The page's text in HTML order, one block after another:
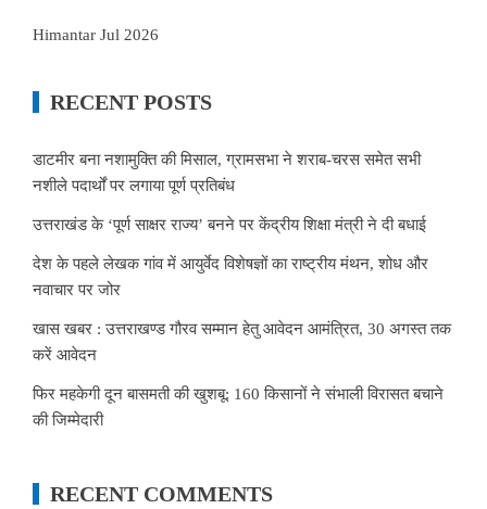
Himantar Jul 2026
RECENT POSTS
डाटमीर बना नशामुक्ति की मिसाल, ग्रामसभा ने शराब-चरस समेत सभी
नशीले पदार्थों पर लगाया पूर्ण प्रतिबंध
उत्तराखंड के ‘पूर्ण साक्षर राज्य’ बनने पर केंद्रीय शिक्षा मंत्री ने दी बधाई
देश के पहले लेखक गांव में आयुर्वेद विशेषज्ञों का राष्ट्रीय मंथन, शोध और
नवाचार पर जोर
खास खबर : उत्तराखण्ड गौरव सम्मान हेतु आवेदन आमंत्रित, 30 अगस्त तक
करें आवेदन
फिर महकेगी दून बासमती की खुशबू: 160 किसानों ने संभाली विरासत बचाने
की जिम्मेदारी
RECENT COMMENTS